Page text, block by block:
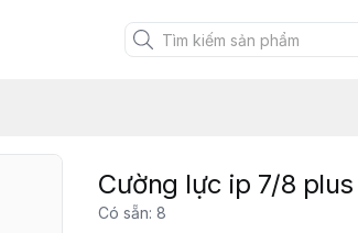
Cường lực ip 7/8 plus
Có sẵn: 8